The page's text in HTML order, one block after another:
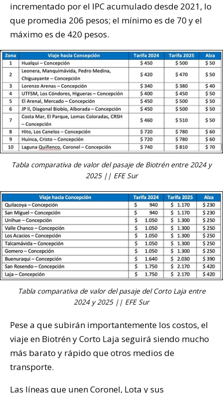
incrementado por el IPC acumulado desde 2021, lo
que promedia 206 pesos; el mínimo es de 70 y el
máximo es de 420 pesos.
Tabla comparativa de valor del pasaje de Biotrén entre 2024 y
2025 || EFE Sur
Tabla comparativa de valor del pasaje del Corto Laja entre
2024 y 2025 || EFE Sur
Pese a que subirán importantemente los costos, el
viaje en Biotrén y Corto Laja seguirá siendo mucho
más barato y rápido que otros medios de
transporte.
Las líneas que unen Coronel, Lota y sus